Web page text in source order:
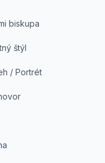
biskupa
štýl
/ Portrét